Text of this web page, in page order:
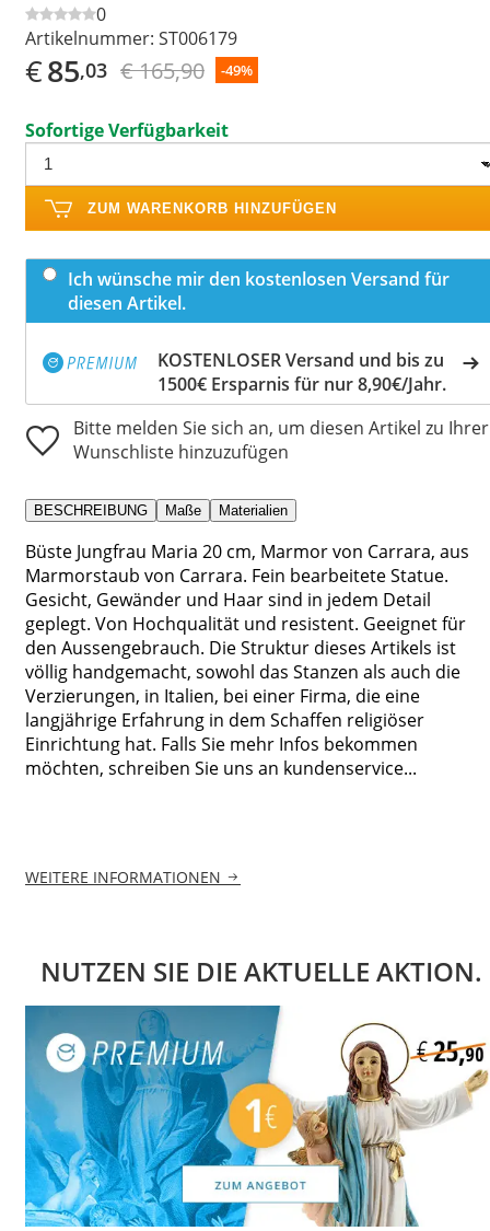
0
Artikelnummer: ST006179
€85,03 € 165,90 -49%
Sofortige Verfügbarkeit
ZUM WARENKORB HINZUFÜGEN
Ich wünsche mir den kostenlosen Versand für
diesen Artikel.
KOSTENLOSER Versand und bis zu
1500€ Ersparnis für nur 8,90€/Jahr.
Bitte melden Sie sich an, um diesen Artikel zu Ihrer
Wunschliste hinzuzufügen
BESCHREIBUNG Maße Materialien
Büste Jungfrau Maria 20 cm, Marmor von Carrara, aus
Marmorstaub von Carrara. Fein bearbeitete Statue.
Gesicht, Gewänder und Haar sind in jedem Detail
geplegt. Von Hochqualität und resistent. Geeignet für
den Aussengebrauch. Die Struktur dieses Artikels ist
völlig handgemacht, sowohl das Stanzen als auch die
Verzierungen, in Italien, bei einer Firma, die eine
langjährige Erfahrung in dem Schaffen religiöser
Einrichtung hat. Falls Sie mehr Infos bekommen
möchten, schreiben Sie uns an kundenservice...
WEITERE INFORMATIONEN
NUTZEN SIE DIE AKTUELLE AKTION.